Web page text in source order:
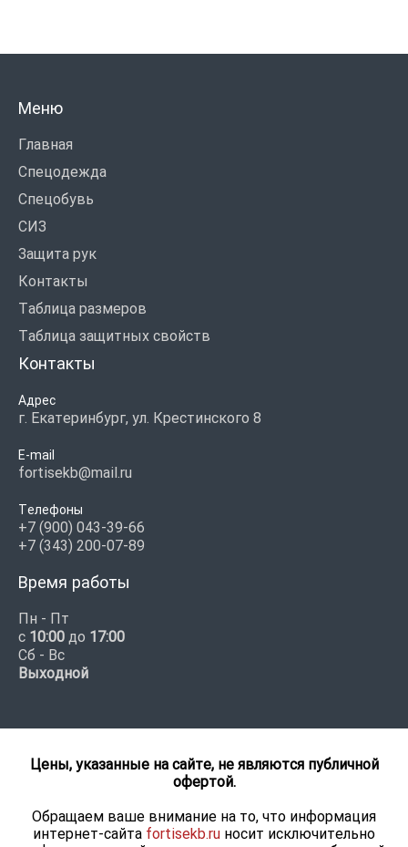
Меню
Главная
Спецодежда
Спецобувь
СИЗ
Защита рук
Контакты
Таблица размеров
Таблица защитных свойств
Контакты
Адрес
г. Екатеринбург, ул. Крестинского 8
E-mail
fortisekb@mail.ru
Телефоны
+7 (900) 043-39-66
+7 (343) 200-07-89
Время работы
Пн - Пт
с 10:00 до 17:00
Сб - Вс
Выходной
Цены, указанные на сайте, не являются публичной
офертой.
Обращаем ваше внимание на то, что информация
интернет-сайта fortisekb.ru носит исключительно